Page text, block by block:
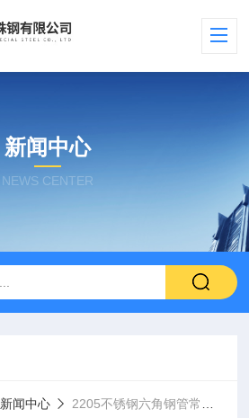
新闻中心
NEWS CENTER
新闻中心 2205不锈钢六角钢管常见问题解决：锈蚀预防、安装适配性处理方案